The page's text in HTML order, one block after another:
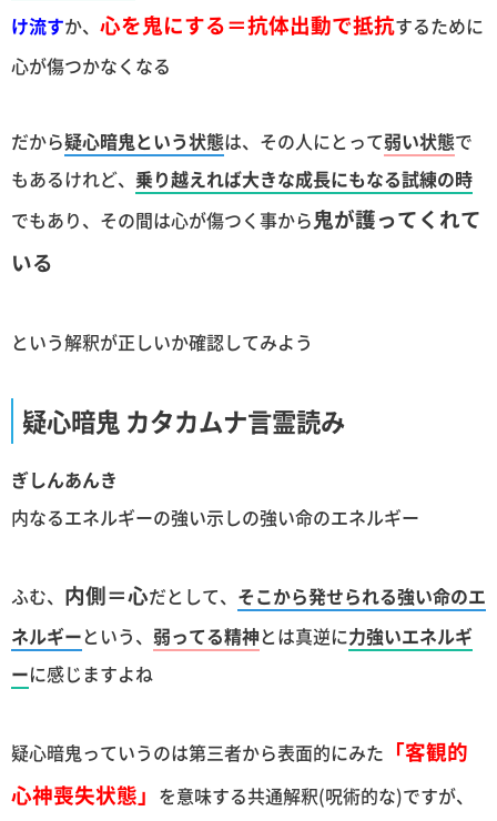
け流すか、 心を鬼にする＝抗体出動で抵抗するために
心が傷つかなくなる
だから疑心暗鬼という状態は、その人にとって弱い状態で
もあるけれど、 乗り越えれば大きな成長にもなる試練の時
でもあり、その間は心が傷つく事から鬼が護ってくれて
いる
という解釈が正しいか確認してみよう
疑心暗鬼 カタカムナ言霊読み
ぎしんあんき
内なるエネルギーの強い示しの強い命のエネルギー
ふむ、 内側＝心だとして、 そこから発せられる強い命のエ
ネルギーという、 弱ってる精神とは真逆に力強いエネルギ
ーに感じますよね
疑心暗鬼っていうのは第三者から表面的にみた 「客観的
心神喪失状態」 を意味する共通解釈(呪術的な)ですが、